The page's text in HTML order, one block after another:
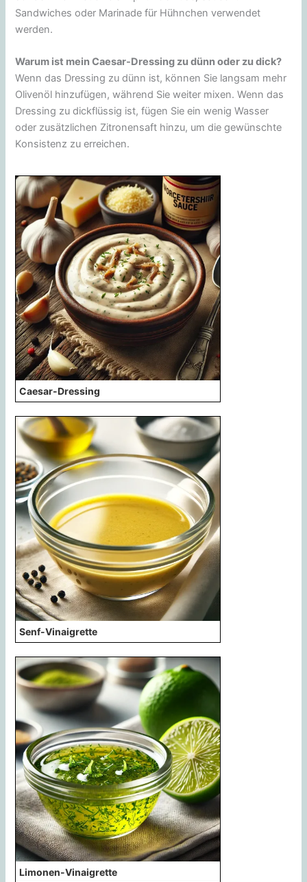
Sandwiches oder Marinade für Hühnchen verwendet
werden.
Warum ist mein Caesar-Dressing zu dünn oder zu dick?
Wenn das Dressing zu dünn ist, können Sie langsam mehr
Olivenöl hinzufügen, während Sie weiter mixen. Wenn das
Dressing zu dickflüssig ist, fügen Sie ein wenig Wasser
oder zusätzlichen Zitronensaft hinzu, um die gewünschte
Konsistenz zu erreichen.
Caesar-Dressing
Senf-Vinaigrette
Limonen-Vinaigrette